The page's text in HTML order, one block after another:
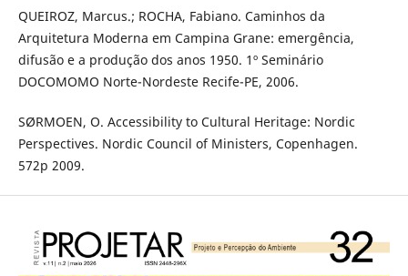
QUEIROZ, Marcus.; ROCHA, Fabiano. Caminhos da
Arquitetura Moderna em Campina Grane: emergência,
difusão e a produção dos anos 1950. 1º Seminário
DOCOMOMO Norte-Nordeste Recife-PE, 2006.
SØRMOEN, O. Accessibility to Cultural Heritage: Nordic
Perspectives. Nordic Council of Ministers, Copenhagen.
572p 2009.